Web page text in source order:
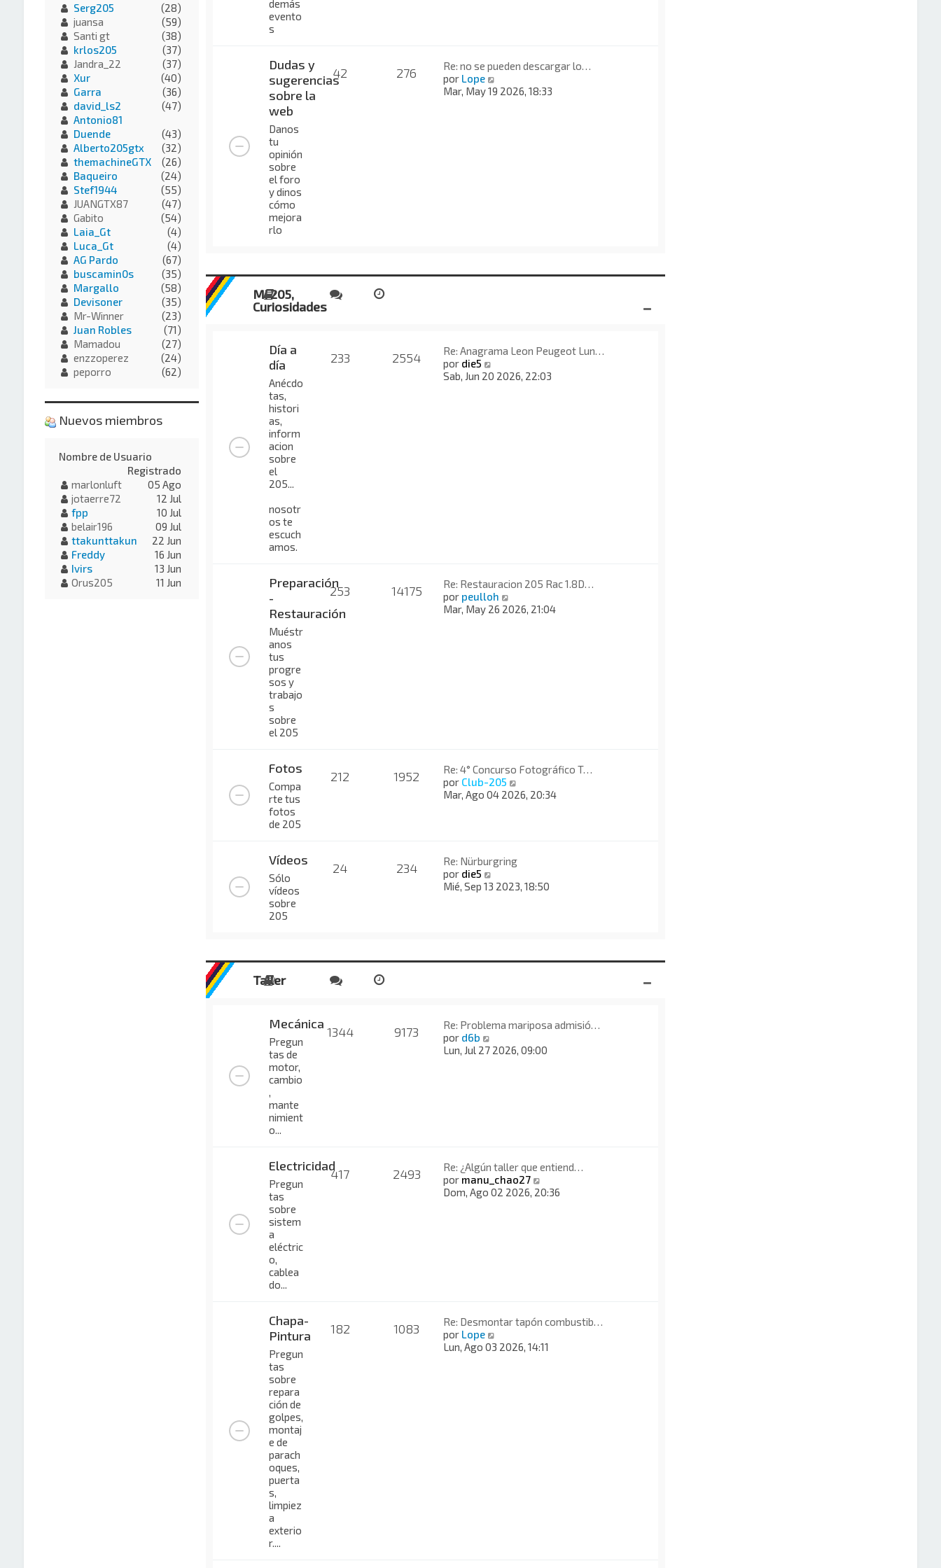
demás
evento
s
Dudas y
sugerencias
sobre la
web
Danos
tu
opinión
sobre
el foro
y dinos
cómo
mejora
rlo
42 276
Re: no se pueden descargar lo…
por Lope
e
Mar, May 19 2026, 18:33
Mi 205,
Curiosidades
Día a
día
Anécdo
tas,
histori
as,
inform
acion
sobre
el
205...
nosotr
os te
escuch
amos.
233 2554
Re: Anagrama Leon Peugeot Lun…
por die5
e
Sab, Jun 20 2026, 22:03
Preparación
-
Restauración
Muéstr
anos
tus
progre
sos y
trabajo
s
sobre
el 205
253 14175
Re: Restauracion 205 Rac 1.8D…
por peulloh
e
j
e
Mar, May 26 2026, 21:04
Fotos
Compa
rte tus
fotos
de 205
212 1952
Re: 4° Concurso Fotográfico T…
por Club-205
e
o
m
j
Mar, Ago 04 2026, 20:34
Vídeos
Sólo
vídeos
sobre
205
24 234
Re: Nürburgring
por die5
e
m
s
j
Mié, Sep 13 2023, 18:50
Taller
Mecánica
Pregun
tas de
motor,
cambio
,
mante
nimient
o...
1344 9173
Re: Problema mariposa admisió…
por d6b
e
e
n
s
a
Lun, Jul 27 2026, 09:00
Electricidad
Pregun
tas
sobre
sistem
a
eléctric
o,
cablea
do...
417 2493
Re: ¿Algún taller que entiend…
por manu_chao27
e
n
s
a
j
Dom, Ago 02 2026, 20:36
Chapa-
Pintura
Pregun
tas
sobre
repara
ción de
golpes,
montaj
e de
parach
oques,
puerta
s,
limpiez
a
exterio
r....
182 1083
Re: Desmontar tapón combustib…
por Lope
e
Lun, Ago 03 2026, 14:11
Serg205
(28)
juansa
(59)
Santi gt
(38)
krlos205
(37)
Jandra_22
(37)
Xur
(40)
Garra
(36)
david_ls2
(47)
Antonio81
Duende
(43)
Alberto205gtx
(32)
themachineGTX
(26)
Baqueiro
(24)
Stef1944
(55)
JUANGTX87
(47)
Gabito
(54)
Laia_Gt
(4)
Luca_Gt
(4)
AG Pardo
(67)
buscamin0s
(35)
Margallo
(58)
Devisoner
(35)
Mr-Winner
(23)
Juan Robles
(71)
Mamadou
(27)
enzzoperez
(24)
peporro
(62)
Nuevos miembros
Nombre de Usuario
Registrado
marlonluft
05 Ago
jotaerre72
12 Jul
fpp
10 Jul
belair196
09 Jul
ttakunttakun
22 Jun
Freddy
16 Jun
Ivirs
13 Jun
Orus205
11 Jun